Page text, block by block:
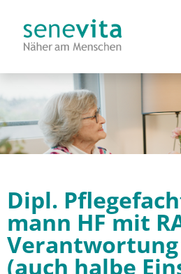
Französisch
Arbeiten bei uns
Benefits
Lehrstellen
Dipl.
mann HF mit
Verantwortung
(auch halbe